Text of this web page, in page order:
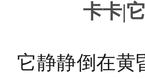
卡卡|
它静静倒在黄